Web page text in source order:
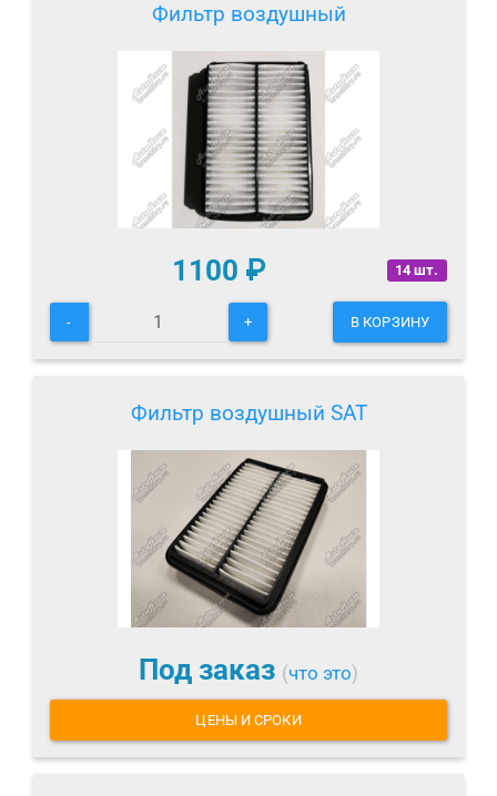
Фильтр воздушный
14 шт.
1100 ₽
- + В КОРЗИНУ
Фильтр воздушный SAT
Под заказ (что это)
ЦЕНЫ И СРОКИ